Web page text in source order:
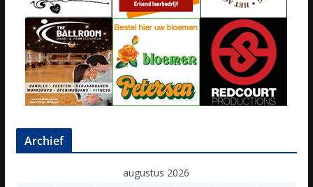
Archief
augustus 2026